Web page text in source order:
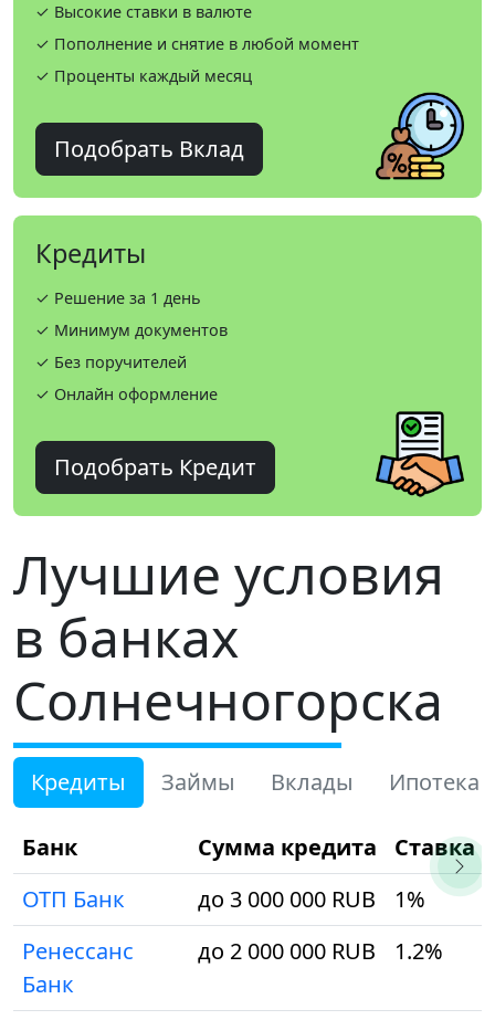
✓ Высокие ставки в валюте
✓ Пополнение и снятие в любой момент
✓ Проценты каждый месяц
Подобрать Вклад
Кредиты
✓ Решение за 1 день
✓ Минимум документов
✓ Без поручителей
✓ Онлайн оформление
Подобрать Кредит
Лучшие условия
в банках
Солнечногорска
Кредиты Займы Вклады Ипотека
Банк Сумма кредита
Ставка
ОТП Банк
до 3 000 000 RUB
1%
Ренессанс
Банк
до 2 000 000 RUB 1.2%